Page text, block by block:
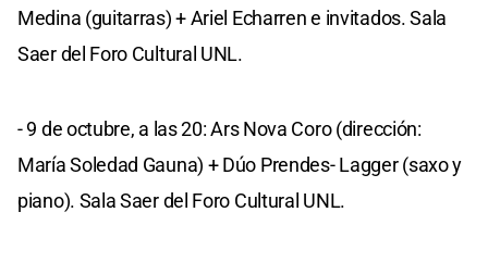
Medina (guitarras) + Ariel Echarren e invitados. Sala
Saer del Foro Cultural UNL.
- 9 de octubre, a las 20: Ars Nova Coro (dirección:
María Soledad Gauna) + Dúo Prendes- Lagger (saxo y
piano). Sala Saer del Foro Cultural UNL.